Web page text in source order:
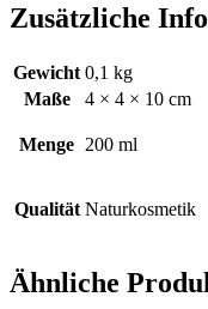
Zusätzliche
Gewicht 0,1 kg
Maße
4 × 4 × 10 cm
Menge 200 ml
Qualität Naturkosmetik
Ähnliche